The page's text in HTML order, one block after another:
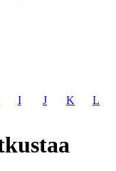
I J K L